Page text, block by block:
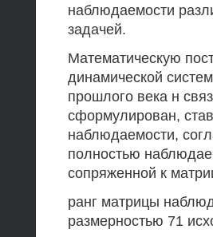
наблюдаемости
задачей.
Математическую
динамической
прошлого века н
сформулирован,
наблюдаемости,
полностью
сопряженной к
ранг матрицы
размерностью 71